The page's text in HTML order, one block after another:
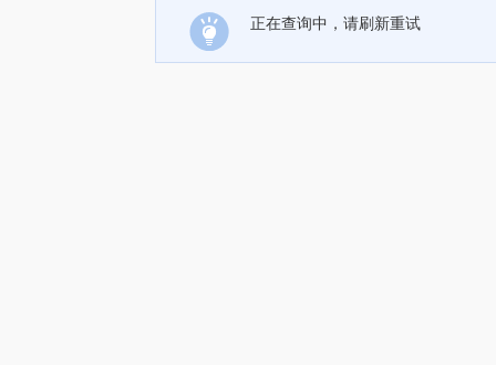
正在查询中，请刷新重试